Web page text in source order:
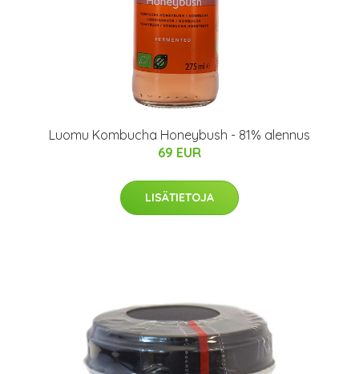
Luomu Kombucha Honeybush - 81% alennus
69 EUR
LISÄTIETOJA